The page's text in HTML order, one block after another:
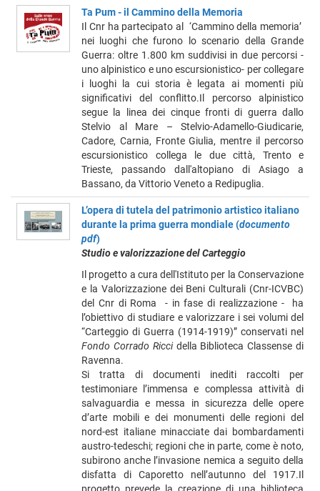
Ta Pum - il Cammino della Memoria
Il Cnr ha partecipato al ‘Cammino della memoria’
nei luoghi che furono lo scenario della Grande
Guerra: oltre 1.800 km suddivisi in due percorsi -
uno alpinistico e uno escursionistico- per collegare
i luoghi la cui storia è legata ai momenti più
significativi del conflitto.Il percorso alpinistico
segue la linea dei cinque fronti di guerra dallo
Stelvio al Mare – Stelvio-Adamello-Giudicarie,
Cadore, Carnia, Fronte Giulia, mentre il percorso
escursionistico collega le due città, Trento e
Trieste, passando dall'altopiano di Asiago a
Bassano, da Vittorio Veneto a Redipuglia.
L’opera di tutela del patrimonio artistico italiano
durante la prima guerra mondiale (documento
pdf)
Studio e valorizzazione del Carteggio
Il progetto a cura dell'Istituto per la Conservazione
e la Valorizzazione dei Beni Culturali (Cnr-ICVBC)
del Cnr di Roma - in fase di realizzazione - ha
l’obiettivo di studiare e valorizzare i sei volumi del
“Carteggio di Guerra (1914-1919)” conservati nel
Fondo Corrado Riccidella Biblioteca Classense di
Ravenna.
Si tratta di documenti inediti raccolti per
testimoniare l’immensa e complessa attività di
salvaguardia e messa in sicurezza delle opere
d’arte mobili e dei monumenti delle regioni del
nord-est italiane minacciate dai bombardamenti
austro-tedeschi; regioni che in parte, come è noto,
subirono anche l’invasione nemica a seguito della
disfatta di Caporetto nell’autunno del 1917.Il